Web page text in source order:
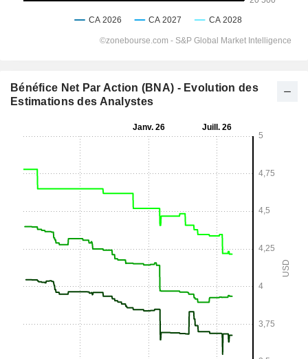
Bénéfice Net Par Action (BNA) - Evolution des
Estimations des Analystes